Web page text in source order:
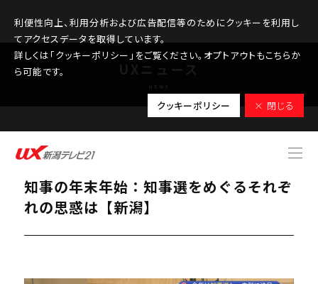
利便性向上、利用分析および広告配信等のためにクッキーを利用し
てアクセスデータを取得しています。
詳しくは「クッキーポリシー」をご覧ください。オプトアウトもこちらか
ら可能です。
クッキーポリシー × 閉じる
2026.01.06
【柏崎刈羽原発】再稼働の判断を下した
知事の年末年始：知事選をめぐるそれぞ
れの思惑は【新潟】